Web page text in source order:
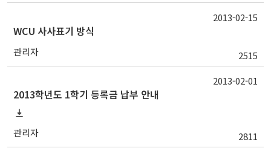
WCU 사사표기 방식
관리자 2515
2013-02-15
2013학년도 1학기 등록금 납부 안내
관리자 2811
2013-02-01